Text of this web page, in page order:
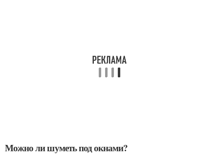
Можно ли шуметь под окнами?